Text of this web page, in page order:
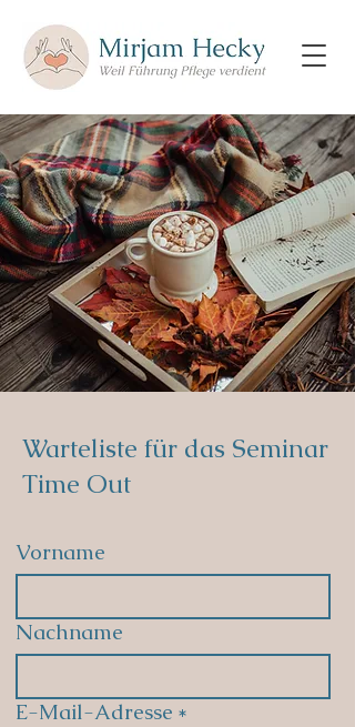
Warteliste für das Seminar
Time Out
Vorname
Nachname
E-Mail-Adresse *